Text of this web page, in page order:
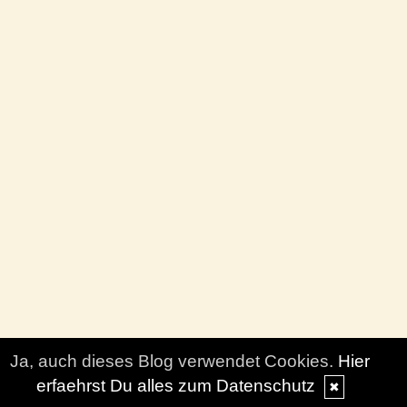
Ja, auch dieses Blog verwendet Cookies. Hier
erfaehrst Du alles zum Datenschutz
✖